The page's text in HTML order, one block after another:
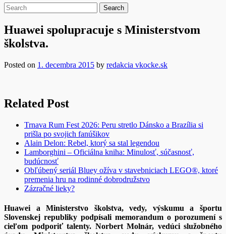
Huawei spolupracuje s Ministerstvom
školstva.
Posted on 1. decembra 2015 by redakcia vkocke.sk
Related Post
Trnava Rum Fest 2026: Peru stretlo Dánsko a Brazília si
prišla po svojich fanúšikov
Alain Delon: Rebel, ktorý sa stal legendou
Lamborghini – Oficiálna kniha: Minulosť, súčasnosť,
budúcnosť
Obľúbený seriál Bluey ožíva v stavebniciach LEGO®, ktoré
premenia hru na rodinné dobrodružstvo
Zázračné lieky?
Huawei a Ministerstvo školstva, vedy, výskumu a športu
Slovenskej republiky podpísali memorandum o porozumení s
cieľom podporiť talenty. Norbert Molnár, vedúci služobného